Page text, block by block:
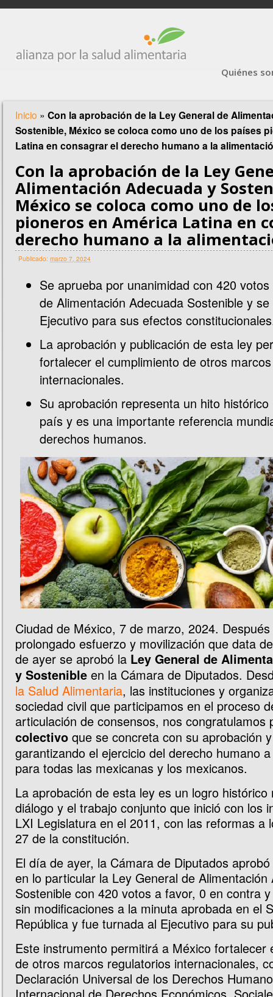
Quiénes
Inicio » Con la aprobación de la Ley General de
Sostenible, México se coloca como uno de los países
Latina en consagrar el derecho humano a la
Con la aprobación de la Ley
Alimentación Adecuada y
México se coloca como uno de
pioneros en América Latina en
derecho humano a la
Publicado: marzo 7, 2024
Se aprueba por unanimidad con 420
de Alimentación Adecuada Sostenible y
Ejecutivo para sus efectos
La aprobación y publicación de esta ley
fortalecer el cumplimiento de otros
internacionales.
Su aprobación representa un hito
país y es una importante referencia
derechos humanos.
Ciudad de México, 7 de marzo, 2024.
prolongado esfuerzo y movilización que data
de ayer se aprobó la Ley General de
y Sostenible en la Cámara de Diputados.
la Salud Alimentaria, las instituciones y
sociedad civil que participamos en el proceso
articulación de consensos, nos
colectivo que se concreta con su aprobación
garantizando el ejercicio del derecho humano
para todas las mexicanas y los mexicanos.
La aprobación de esta ley es un logro histórico
diálogo y el trabajo conjunto que inició con los
LXI Legislatura en el 2011, con las reformas a
27 de la constitución.
El día de ayer, la Cámara de Diputados
en lo particular la Ley General de Alimentación
Sostenible con 420 votos a favor, 0 en contra
sin modificaciones a la minuta aprobada en el
República y fue turnada al Ejecutivo para su
Este instrumento permitirá a México fortalecer
de otros marcos regulatorios internacionales,
Declaración Universal de los Derechos